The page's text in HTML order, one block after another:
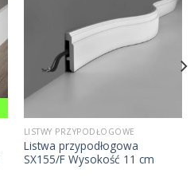
LISTWY PRZYPODŁOGOWE
Listwa przypodłogowa
SX155/F Wysokość 11 cm